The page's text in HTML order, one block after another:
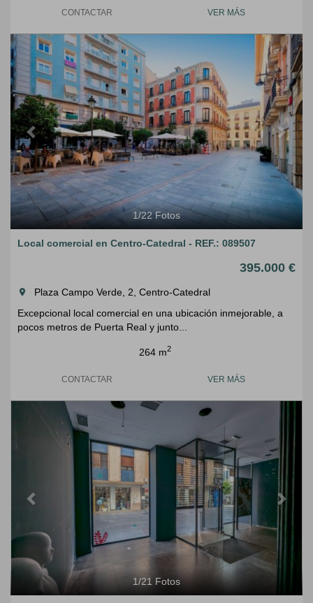
CONTACTAR VER MÁS
Previous Next
1/22Fotos
Local comercial en Centro-Catedral - REF.: 089507
395.000 €
room
Plaza Campo Verde, 2, Centro-Catedral
Excepcional local comercial en una ubicación inmejorable, a
pocos metros de Puerta Real y junto...
264 m2
CONTACTAR VER MÁS
Previous
1/21 Fotos